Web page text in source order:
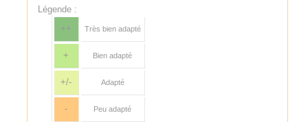
Légende :
++
Très bien adapté
+ Bien adapté
+/- Adapté
- Peu adapté